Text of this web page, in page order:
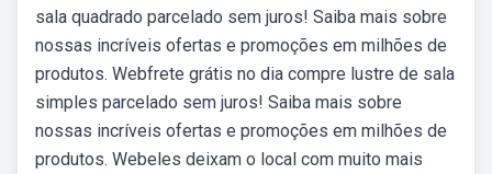
sala quadrado parcelado sem juros! Saiba mais sobre
nossas incríveis ofertas e promoções em milhões de
produtos. Webfrete grátis no dia compre lustre de sala
simples parcelado sem juros! Saiba mais sobre
nossas incríveis ofertas e promoções em milhões de
produtos. Webeles deixam o local com muito mais